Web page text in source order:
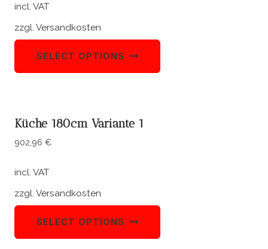
incl. VAT
zzgl. Versandkosten
SELECT OPTIONS
Küche 180cm Variante 1
902,96 €
incl. VAT
zzgl. Versandkosten
SELECT OPTIONS